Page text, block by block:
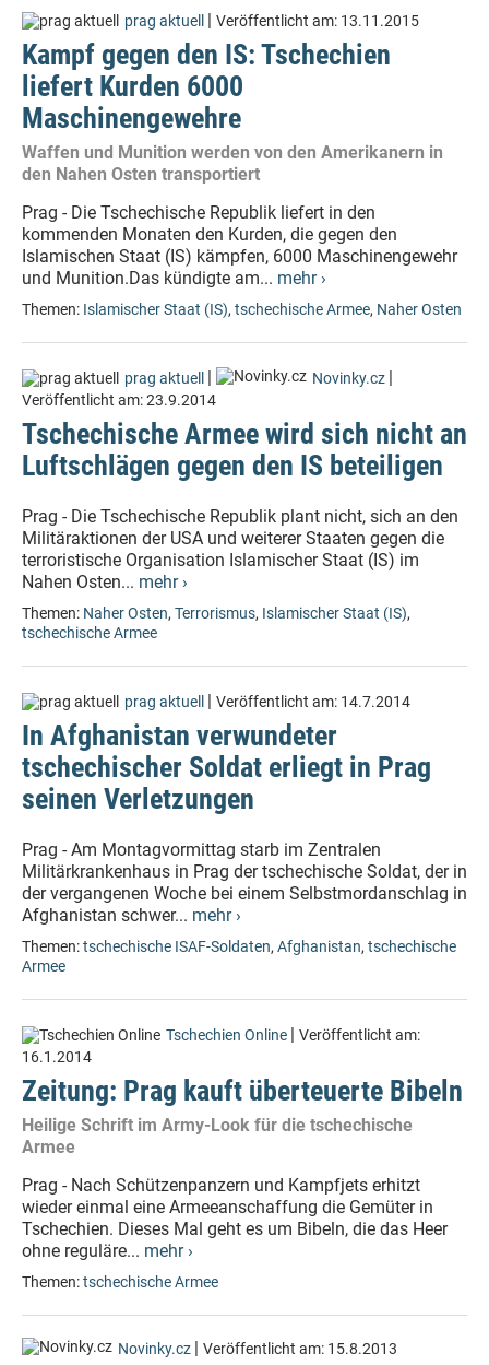
prag aktuell | Veröffentlicht am: 13.11.2015
Kampf gegen den IS: Tschechien
liefert Kurden 6000
Maschinengewehre
Waffen und Munition werden von den Amerikanern in
den Nahen Osten transportiert
Prag - Die Tschechische Republik liefert in den
kommenden Monaten den Kurden, die gegen den
Islamischen Staat (IS) kämpfen, 6000 Maschinengewehr
und Munition.Das kündigte am... mehr ›
Themen: Islamischer Staat (IS), tschechische Armee, Naher Osten
prag aktuell | Novinky.cz |
Veröffentlicht am:23.9.2014
Tschechische Armee wird sich nicht an
Luftschlägen gegen den IS beteiligen
Prag - Die Tschechische Republik plant nicht, sich an den
Militäraktionen der USA und weiterer Staaten gegen die
terroristische Organisation Islamischer Staat (IS) im
Nahen Osten... mehr ›
Themen: Naher Osten, Terrorismus, Islamischer Staat (IS),
tschechische Armee
prag aktuell | Veröffentlicht am: 14.7.2014
In Afghanistan verwundeter
tschechischer Soldat erliegt in Prag
seinen Verletzungen
Prag - Am Montagvormittag starb im Zentralen
Militärkrankenhaus in Prag der tschechische Soldat, der in
der vergangenen Woche bei einem Selbstmordanschlag in
Afghanistan schwer... mehr ›
Themen:tschechische ISAF-Soldaten, Afghanistan, tschechische
Armee
Tschechien Online | Veröffentlicht am:
16.1.2014
Zeitung: Prag kauft überteuerte Bibeln
Heilige Schrift im Army-Look für die tschechische
Armee
Prag - Nach Schützenpanzern und Kampfjets erhitzt
wieder einmal eine Armeeanschaffung die Gemüter in
Tschechien. Dieses Mal geht es um Bibeln, die das Heer
ohne reguläre... mehr ›
Themen:tschechische Armee
Novinky.cz | Veröffentlicht am: 15.8.2013